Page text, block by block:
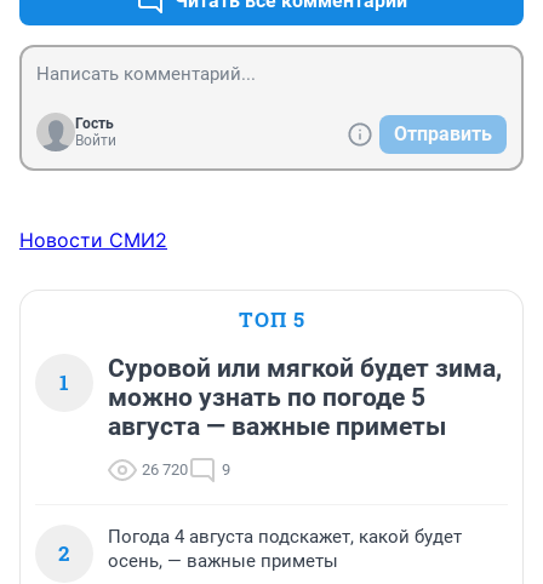
Гость
Войти
Отправить
Новости СМИ2
ТОП 5
1
Суровой или мягкой будет зима,
можно узнать по погоде 5
августа — важные приметы
26 720 9
2
Погода 4 августа подскажет, какой будет
осень, — важные приметы